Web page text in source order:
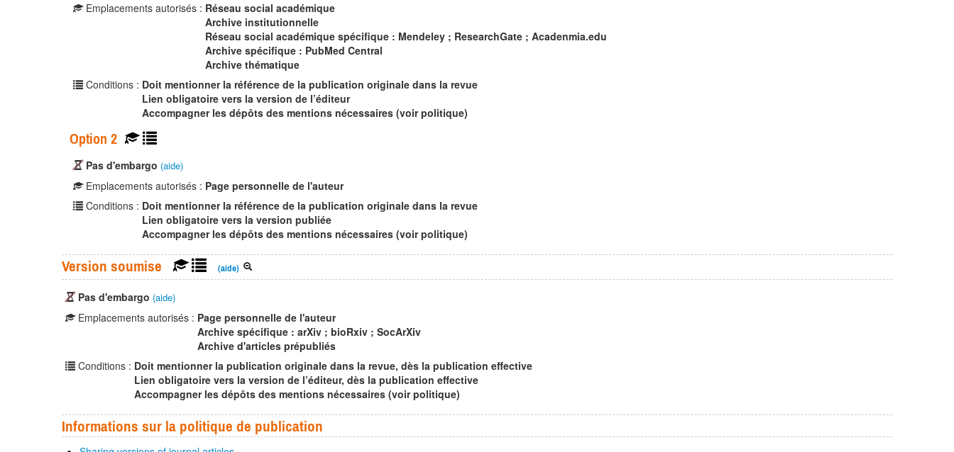
Emplacements autorisés : Réseau social académique
Archive institutionnelle
Réseau social académique spécifique : Mendeley ; ResearchGate ; Acadenmia.edu
Archive spécifique : PubMed Central
Archive thématique
Conditions : Doit mentionner la référence de la publication originale dans la revue
Lien obligatoire vers la version de l’éditeur
Accompagner les dépôts des mentions nécessaires (voir politique)
Option 2
Pas d'embargo (aide)
Emplacements autorisés : Page personnelle de l'auteur
Conditions : Doit mentionner la référence de la publication originale dans la revue
Lien obligatoire vers la version publiée
Accompagner les dépôts des mentions nécessaires (voir politique)
Version soumise (aide)
Pas d'embargo (aide)
Emplacements autorisés : Page personnelle de l'auteur
Archive spécifique : arXiv ; bioRxiv ; SocArXiv
Archive d'articles prépubliés
Conditions : Doit mentionner la publication originale dans la revue, dès la publication effective
Lien obligatoire vers la version de l’éditeur, dès la publication effective
Accompagner les dépôts des mentions nécessaires (voir politique)
Informations sur la politique de publication